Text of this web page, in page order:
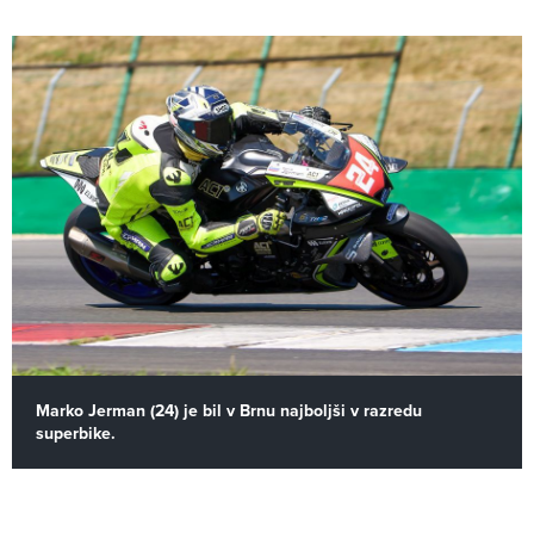
Marko Jerman (24) je bil v Brnu najboljši v razredu
superbike.